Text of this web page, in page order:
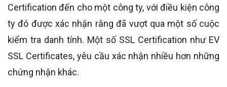
Certification đến cho một công ty, với điều kiện công
ty đó được xác nhận rằng đã vượt qua một số cuộc
kiểm tra danh tính. Một số SSL Certification như EV
SSL Certificates, yêu cầu xác nhận nhiều hơn những
chứng nhận khác.